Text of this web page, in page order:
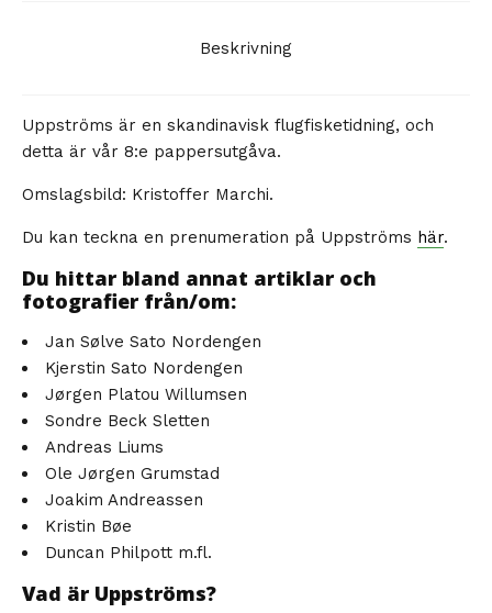
Beskrivning
Uppströms är en skandinavisk flugfisketidning, och
detta är vår 8:e pappersutgåva.
Omslagsbild: Kristoffer Marchi.
Du kan teckna en prenumeration på Uppströms här.
Du hittar bland annat artiklar och
fotografier från/om:
Jan Sølve Sato Nordengen
Kjerstin Sato Nordengen
Jørgen Platou Willumsen
Sondre Beck Sletten
Andreas Liums
Ole Jørgen Grumstad
Joakim Andreassen
Kristin Bøe
Duncan Philpott m.fl.
Vad är Uppströms?